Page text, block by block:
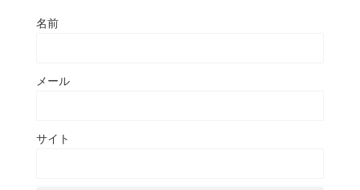
名前
メール
サイト